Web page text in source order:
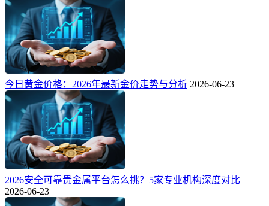
今日黄金价格：2026年最新金价走势与分析 2026-06-23
2026安全可靠贵金属平台怎么挑？5家专业机构深度对比
2026-06-23